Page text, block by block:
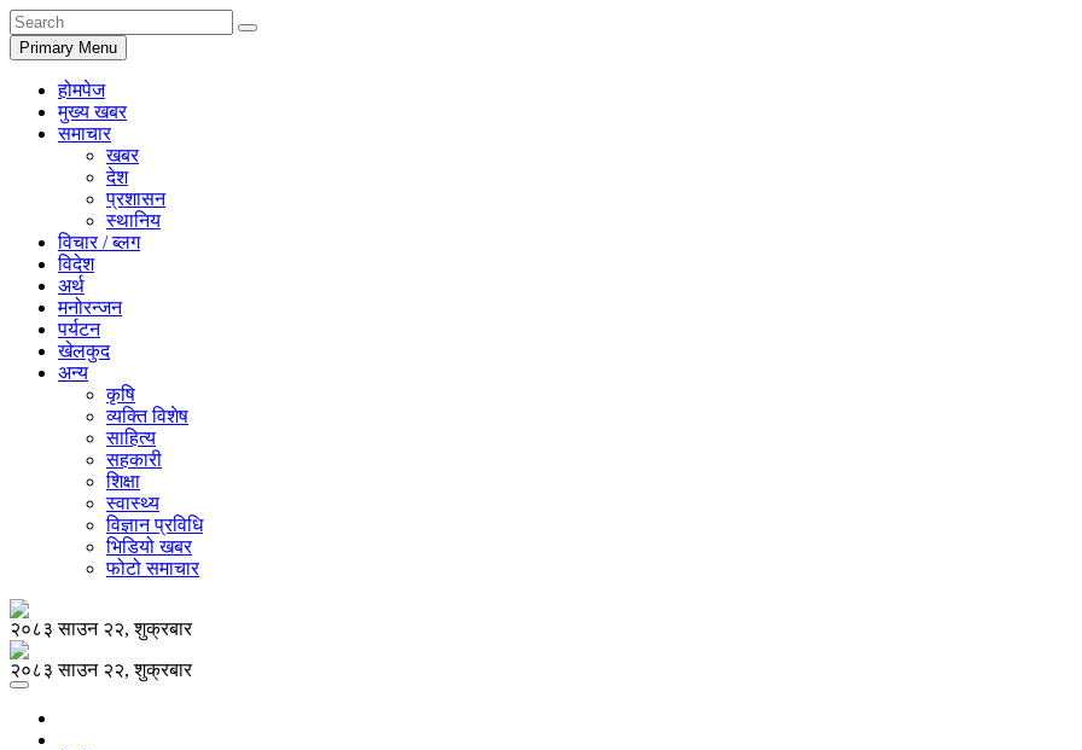
Primary Menu
होमपेज
मुख्य खबर
समाचार
खबर
देश
प्रशासन
स्थानिय
विचार / ब्लग
विदेश
अर्थ
मनोरन्जन
पर्यटन
खेलकुद
अन्य
कृषि
व्यक्ति विशेष
साहित्य
सहकारी
शिक्षा
स्वास्थ्य
विज्ञान प्रविधि
भिडियो खबर
फोटो समाचार
२०८३ साउन २२, शुक्रबार
२०८३ साउन २२, शुक्रबार